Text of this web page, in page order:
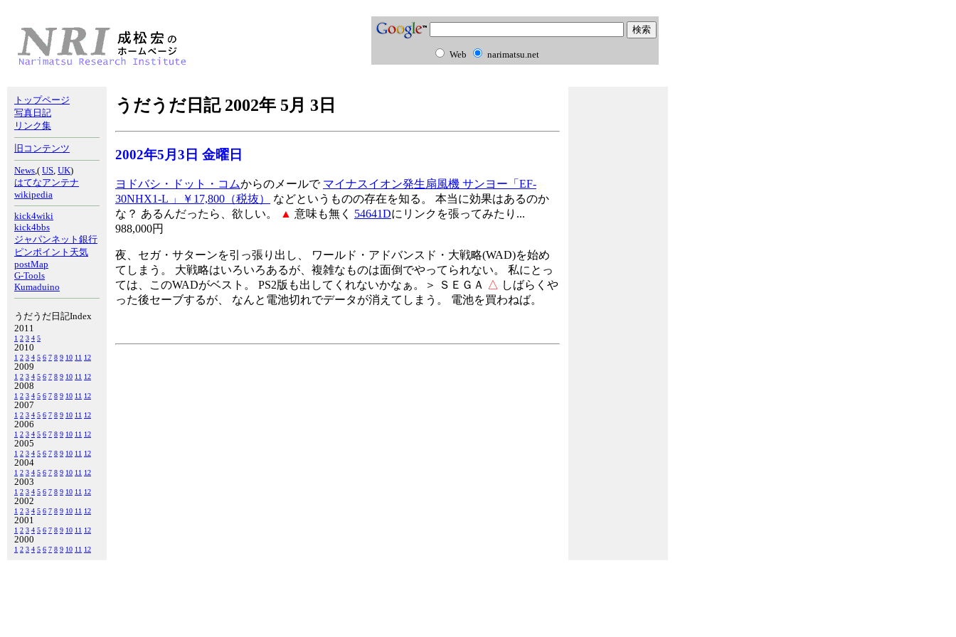
Web narimatsu.net
トップページ
写真日記
リンク集
旧コンテンツ
News,( US, UK)
はてなアンテナ
wikipedia
kick4wiki
kick4bbs
ジャパンネット銀行
ピンポイント天気
postMap
G-Tools
Kumaduino
うだうだ日記Index
2011
1 2 3 4 5
2010
1 2 3 4 5 6 7 8 9 10 11 12
2009
1 2 3 4 5 6 7 8 9 10 11 12
2008
1 2 3 4 5 6 7 8 9 10 11 12
2007
1 2 3 4 5 6 7 8 9 10 11 12
2006
1 2 3 4 5 6 7 8 9 10 11 12
2005
1 2 3 4 5 6 7 8 9 10 11 12
2004
1 2 3 4 5 6 7 8 9 10 11 12
2003
1 2 3 4 5 6 7 8 9 10 11 12
2002
1 2 3 4 5 6 7 8 9 10 11 12
2001
1 2 3 4 5 6 7 8 9 10 11 12
2000
1 2 3 4 5 6 7 8 9 10 11 12
うだうだ日記 2002年 5月 3日
2002年5月3日 金曜日
ヨドバシ・ドット・コムからのメールで マイナスイオン発生扇風機 サンヨー「EF-
30NHX1-L 」￥17,800（税抜）
などというものの存在を知る。 本当に効果はあるのか
な？ あるんだったら、欲しい。
▲ 意味も無く 54641Dにリンクを張ってみたり...
988,000円
夜、セガ・サターンを引っ張り出し、 ワールド・アドバンスド・大戦略(WAD)を始め
てしまう。 大戦略はいろいろあるが、複雑なものは面倒でやってられない。 私にとっ
ては、このWADがベスト。 PS2版も出してくれないかなぁ。＞ ＳＥＧＡ △ しばらくや
った後セーブするが、 なんと電池切れでデータが消えてしまう。 電池を買わねば。